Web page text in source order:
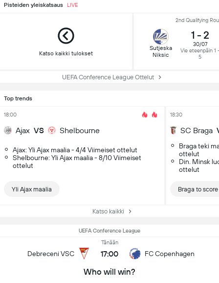
Pisteiden yleiskatsaus LIVE
Katso kaikki tulokset
2nd Qualifying
Sutjeska
Niksic
1 - 2
30/07
Vie eteenpäin 1
5
UEFA Conference League Ottelut
Top trends
18:00
Ajax VS Shelbourne
Ajax: Yli Ajax maalia - 4/4 Viimeiset ottelut
Shelbourne: Yli Ajax maalia - 8/10 Viimeiset
ottelut
Yli Ajax maalia
18:30
SC Braga
Braga teki
ottelut
Din. Minsk
ottelut
Braga to
Katso kaikki
UEFA Conference League
Debreceni VSC
Tänään
17:00 FC Copenhagen
Who will win?